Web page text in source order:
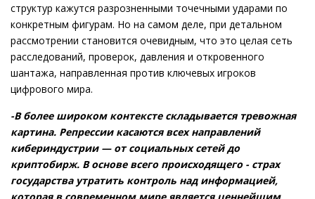
структур кажутся разрозненными точечными ударами по
конкретным фигурам. Но на самом деле, при детальном
рассмотрении становится очевидным, что это целая сеть
расследований, проверок, давления и откровенного
шантажа, направленная против ключевых игроков
цифрового мира.
-В более широком контексте складывается тревожная
картина. Репрессии касаются всех направлений
кибериндустрии — от социальных сетей до
криптобирж. В основе всего происходящего - страх
государства утратить контроль над информацией,